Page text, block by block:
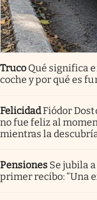
Truco Qué significa
coche y por qué es
FelicidadFiódor
no fue feliz al
mientras la
Pensiones Se jubila
primer recibo: “Una